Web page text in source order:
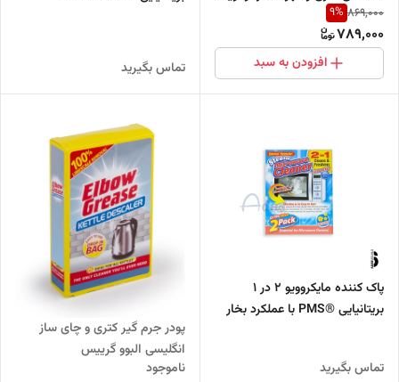
| 250 میل
869,000
9%
789,000
افزودن به سبد تماس بگیرید
پاک‌ کننده مایکروویو ۲ در ۱
بریتانیایی ®PMS با عملکرد بخار
تماس بگیرید
پودر جرم گیر کتری و چای ساز
انگلیسی البوو گرییس
ناموجود